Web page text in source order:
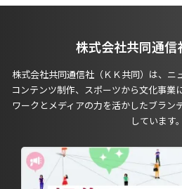
株式会社共同通信
株式会社共同通信社（ＫＫ共同）は、ニ
コンテンツ制作、スポーツから文化事業
ワークとメディアの力を活かしたブラン
しています。